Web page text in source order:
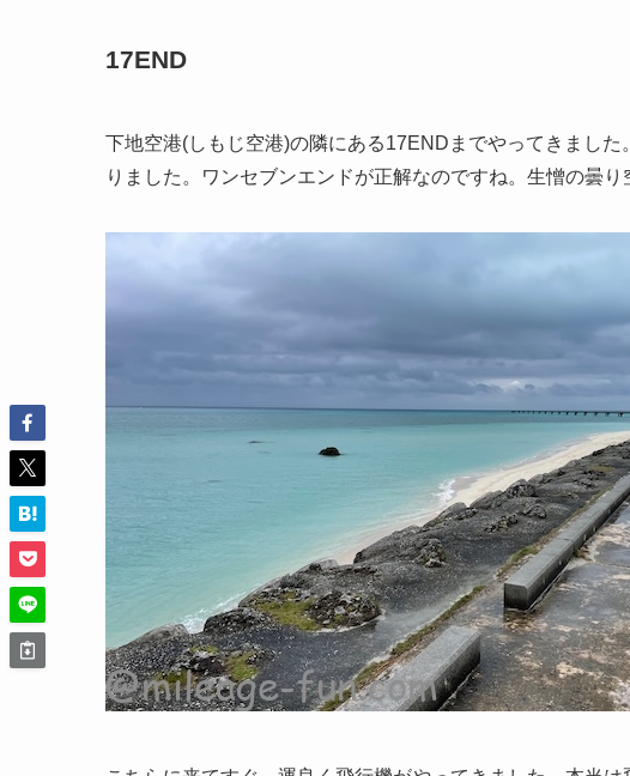
17END
下地空港(しもじ空港)の隣にある17ENDまでやってきまし
りました。ワンセブンエンドが正解なのですね。生憎の曇